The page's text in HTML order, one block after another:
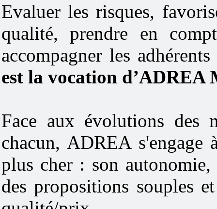
Evaluer les risques,
qualité, prendre en
accompagner les
est la vocation d’ADREA
Face aux évolutions des
chacun, ADREA s'engage
plus cher : son
des propositions souples